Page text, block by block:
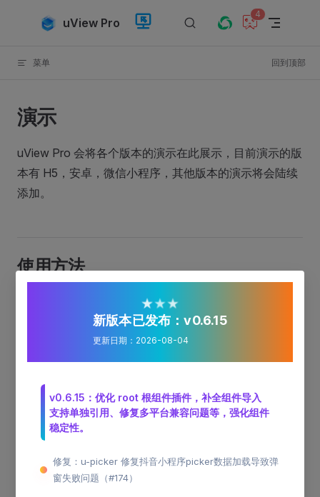
★★★
新版本已发布：v0.6.15
更新日期：2026-08-04
v0.6.15：优化 root 根组件插件，补全组件导入
支持单独引用、修复多平台兼容问题等，强化组件
稳定性。
修复：u-picker 修复抖音小程序picker数据加载导致弹
窗失败问题（#174）
Skip to contentuView Pro
4
菜单 回到顶部
演示
uView Pro 会将各个版本的演示在此展示，目前演示的版
本有 H5，安卓，微信小程序，其他版本的演示将会陆续
添加。
使用方法
H5 版本可以用微信或者手机浏览器扫描二维码即可
微信小程序只能通过微信扫码查看
安卓版本只能在安卓使用，可以用安卓浏览器或者 QQ
扫码进行安装(微信中不能扫码安装)，安装过程中您可
APP，或者您需要在 设置 中打开 允许安装来自未知
来源的应用